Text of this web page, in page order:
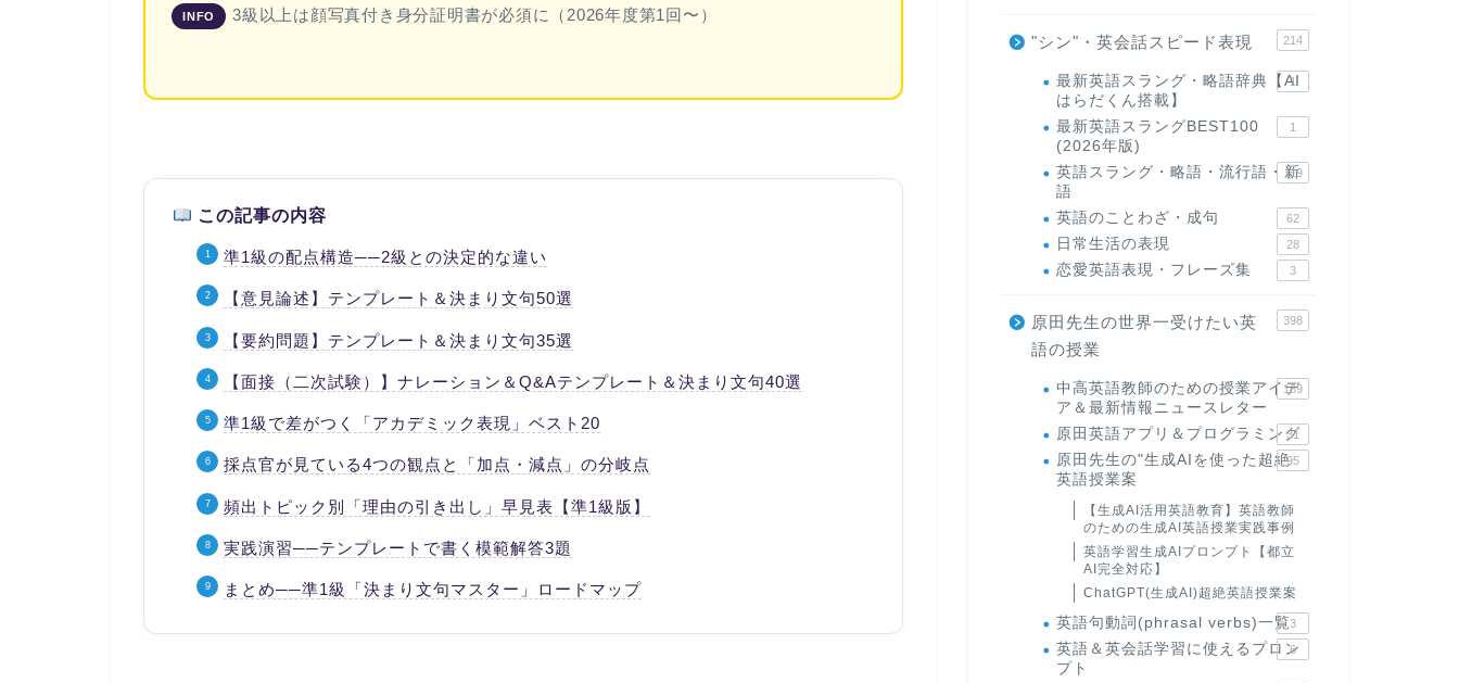
INFO 3級以上は顔写真付き身分証明書が必須に（2026年度第1回〜）
この記事の内容
準1級の配点構造──2級との決定的な違い
【意見論述】テンプレート＆決まり文句50選
【要約問題】テンプレート＆決まり文句35選
【面接（二次試験）】ナレーション＆Q&Aテンプレート＆決まり文句40選
準1級で差がつく「アカデミック表現」ベスト20
採点官が見ている4つの観点と「加点・減点」の分岐点
頻出トピック別「理由の引き出し」早見表【準1級版】
実践演習──テンプレートで書く模範解答3題
まとめ──準1級「決まり文句マスター」ロードマップ
"シン"・英会話スピード表現 214
最新英語スラング・略語辞典【AI
はらだくん搭載】
1
最新英語スラングBEST100
(2026年版)
1
英語スラング・略語・流行語・新
語
119
英語のことわざ・成句 62
日常生活の表現 28
恋愛英語表現・フレーズ集 3
原田先生の世界一受けたい英
語の授業
398
中高英語教師のための授業アイデ
ア＆最新情報ニュースレター
169
原田英語アプリ＆プログラミング
31
原田先生の"生成AIを使った超絶
英語授業案
95
【生成AI活用英語教育】英語教師
のための生成AI英語授業実践事例
英語学習生成AIプロンプト【都立
AI完全対応】
ChatGPT(生成AI)超絶英語授業案
英語句動詞(phrasal verbs)一覧3
英語＆英会話学習に使えるプロン
プト
6